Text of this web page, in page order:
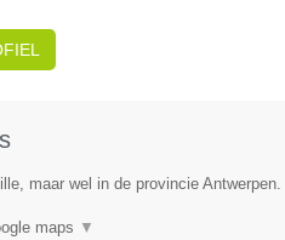
maar wel in de provincie Antwerpen.
maps ▼